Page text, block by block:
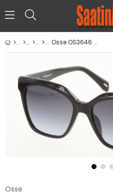
Osse OS3646 01 55 Güneş Gözlüğü
Osse